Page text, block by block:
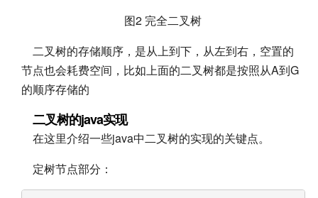
图2 完全二叉树
二叉树的存储顺序，是从上到下，从左到右，空置的
节点也会耗费空间，比如上面的二叉树都是按照从A到G
的顺序存储的
二叉树的java实现
在这里介绍一些java中二叉树的实现的关键点。
定树节点部分：